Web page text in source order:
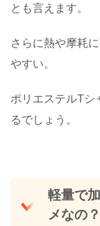
とも言えます。
さらに熱や摩耗
やすい。
ポリエステルTシ
るでしょう。
軽量で
メなの？